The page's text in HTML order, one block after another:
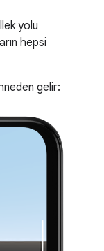
yolu
hepsi
gelir: